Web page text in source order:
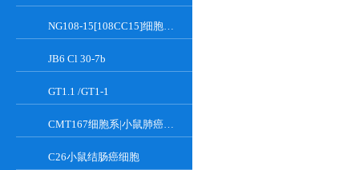
NG108-15[108CC15]细胞系|小鼠神经母瘤与大鼠胶质瘤之融合细胞
JB6 Cl 30-7b
GT1.1 /GT1-1
CMT167细胞系|小鼠肺癌细胞
C26小鼠结肠癌细胞